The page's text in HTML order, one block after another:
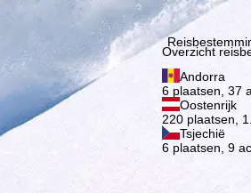
Overzicht
Andorra
6 plaatsen, 37
Oostenrijk
220 plaatsen,
Tsjechië
6 plaatsen, 9